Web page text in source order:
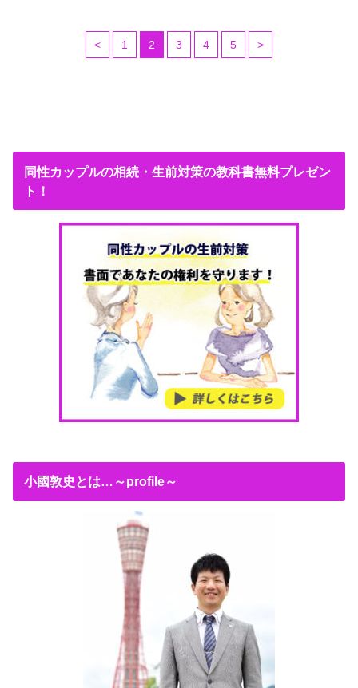
< 1 2 3 4 5 >
同性カップルの相続・生前対策の教科書無料プレゼン
ト！
小國敦史とは…～profile～